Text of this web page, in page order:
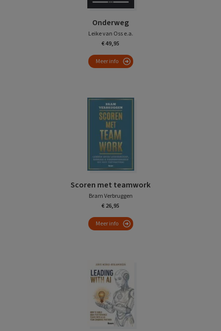
Onderweg
Leike van Oss e.a.
€ 49,95
Meer info
Scoren met teamwork
Bram Verbruggen
€ 26,95
Meer info